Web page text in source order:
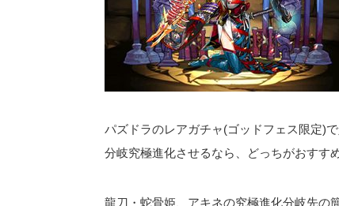
パズドラのレアガチャ(ゴッドフェス限定)
分岐究極進化させるなら、どっちがおすす
龍刀・蛇骨姫、アキネの究極進化分岐先の